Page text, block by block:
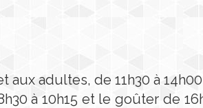
adultes, de 11h30 à
à 10h15 et le goûter de